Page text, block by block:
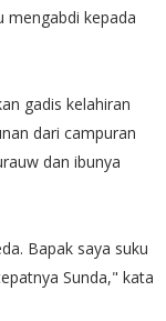
mengabdi kepada
gadis kelahiran
dari campuran
dan ibunya
Bapak saya suku
Sunda," kata